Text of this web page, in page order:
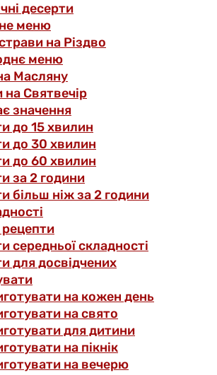
десерти
меню
на Різдво
меню
Масляну
на Святвечір
значення
до 15 хвилин
до 30 хвилин
до 60 хвилин
за 2 години
більш ніж за 2 години
рецепти
середньої складності
для досвідчених
на кожен день
на свято
для дитини
на пікнік
на вечерю